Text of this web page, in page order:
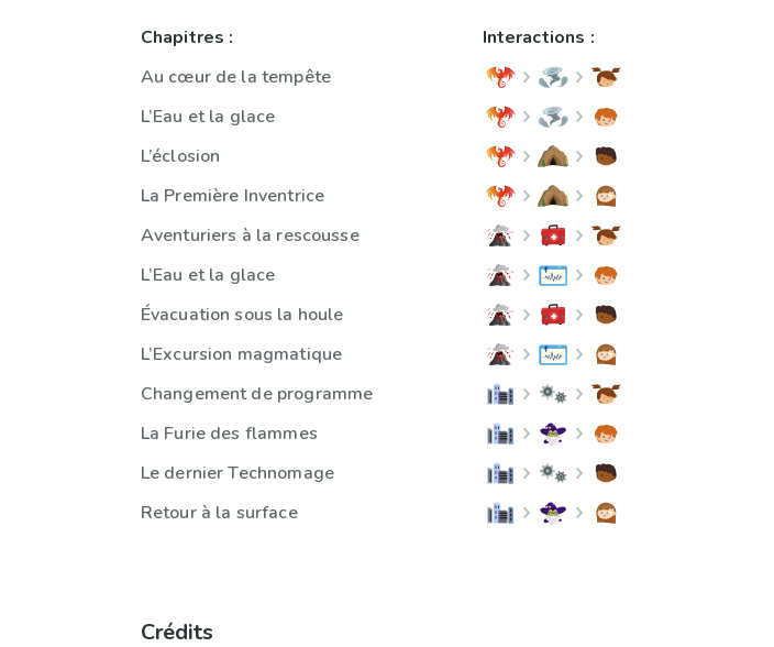
Chapitres :
Au cœur de la tempête
L’Eau et la glace
L’éclosion
La Première Inventrice
Aventuriers à la rescousse
L’Eau et la glace
Évacuation sous la houle
L’Excursion magmatique
Changement de programme
La Furie des flammes
Le dernier Technomage
Retour à la surface
Interactions :
Crédits